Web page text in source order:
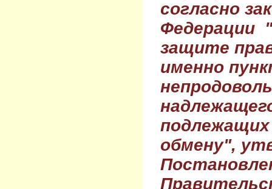
согласно
Федерации
защите
именно
обмену",